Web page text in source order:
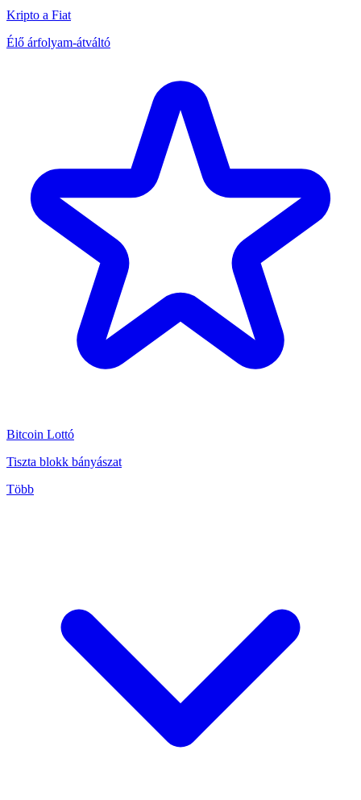
Kripto a Fiat
Élő árfolyam-átváltó
Bitcoin Lottó
Tiszta blokk bányászat
Több